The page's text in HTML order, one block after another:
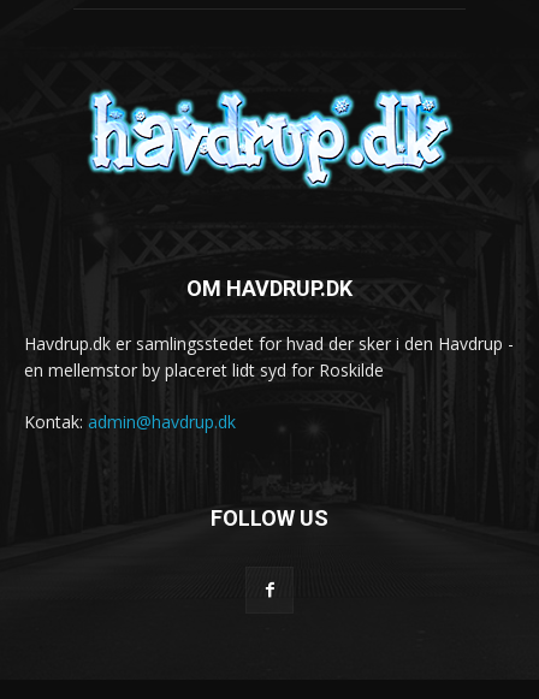
OM HAVDRUP.DK
Havdrup.dk er samlingsstedet for hvad der sker i den Havdrup -
en mellemstor by placeret lidt syd for Roskilde
Kontak: admin@havdrup.dk
FOLLOW US